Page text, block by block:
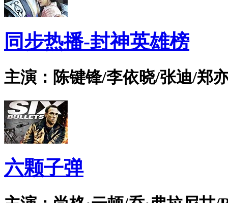
同步热播-封神英雄榜
主演：陈键锋/李依晓/张迪/郑
六颗子弹